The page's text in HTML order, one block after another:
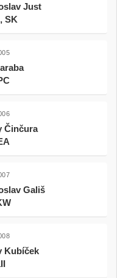
Just
SK
Činčura
Gališ
Kubíček